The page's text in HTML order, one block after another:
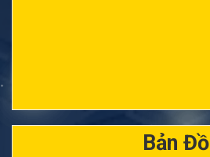
Bản Đồ